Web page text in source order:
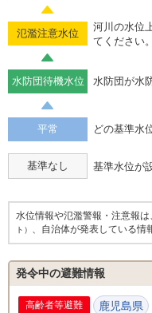
氾濫注意水位
河川の水位
てください。
水防団待機水位 水防団が水
平常 どの基準水
基準なし 基準水位が
水位情報や氾濫警報・注意報は
ト） 、自治体が発表している情
発令中の避難情報
高齢者等避難 鹿児島県